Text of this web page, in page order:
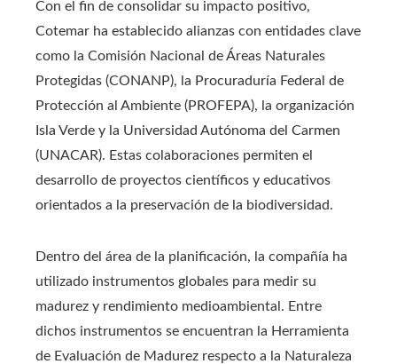
Con el fin de consolidar su impacto positivo,
Cotemar ha establecido alianzas con entidades clave
como la Comisión Nacional de Áreas Naturales
Protegidas (CONANP), la Procuraduría Federal de
Protección al Ambiente (PROFEPA), la organización
Isla Verde y la Universidad Autónoma del Carmen
(UNACAR). Estas colaboraciones permiten el
desarrollo de proyectos científicos y educativos
orientados a la preservación de la biodiversidad.
Dentro del área de la planificación, la compañía ha
utilizado instrumentos globales para medir su
madurez y rendimiento medioambiental. Entre
dichos instrumentos se encuentran la Herramienta
de Evaluación de Madurez respecto a la Naturaleza